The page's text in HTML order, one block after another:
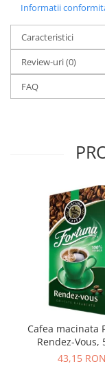
Informatii
Caracteristici
Review-uri(0)
FAQ
Cafea macinata
Rendez-Vous,
43,15 RON